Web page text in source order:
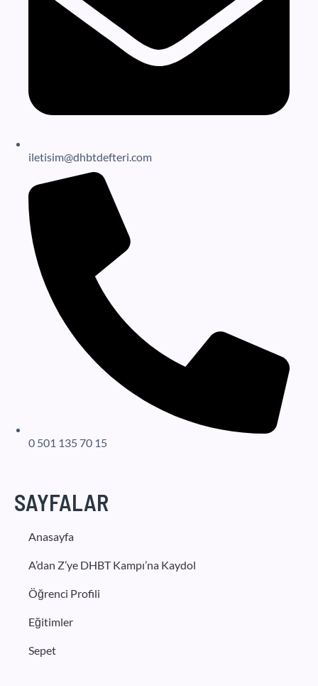
iletisim@dhbtdefteri.com
0 501 135 70 15
SAYFALAR
Anasayfa
A’dan Z’ye DHBT Kampı’na Kaydol
Öğrenci Profili
Eğitimler
Sepet